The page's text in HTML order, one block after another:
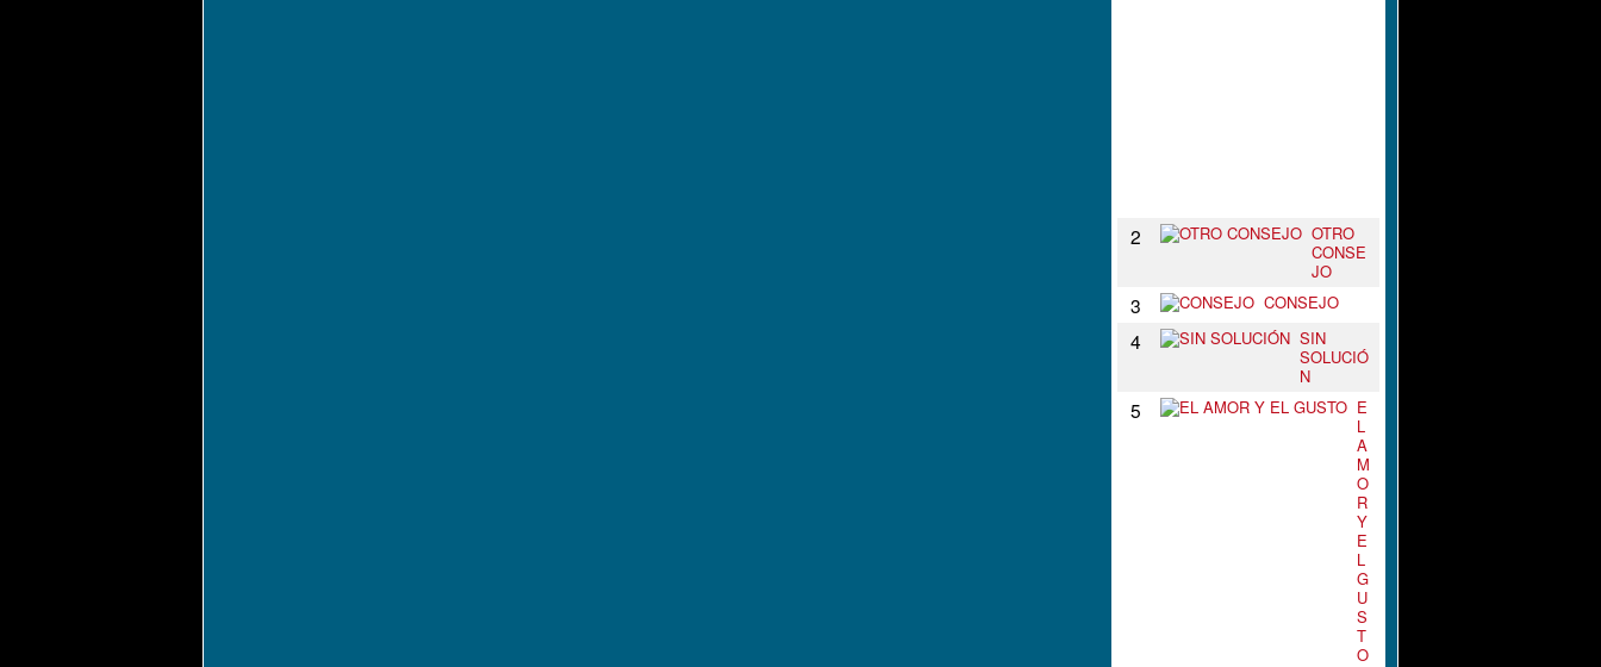
2
OTRO
CONSE
JO
3 CONSEJO
4
SIN
SOLUCIÓ
N
5
E
L
A
M
O
R
Y
E
L
G
U
S
T
O